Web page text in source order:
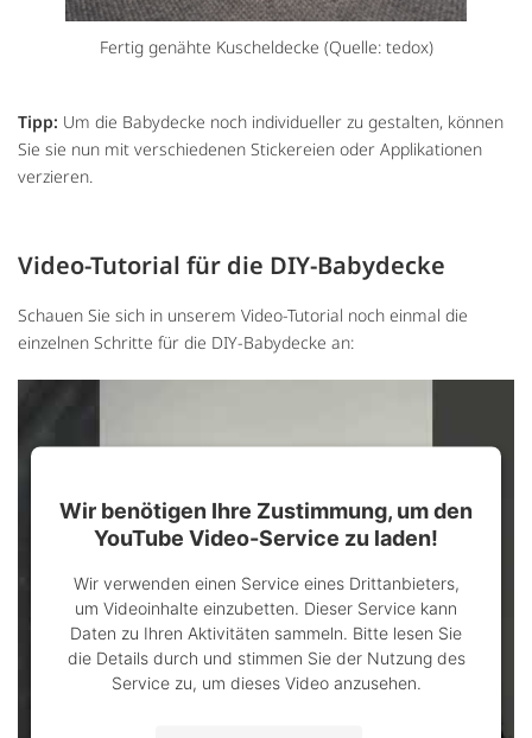
Fertig genähte Kuscheldecke (Quelle: tedox)
Tipp: Um die Babydecke noch individueller zu gestalten, können
Sie sie nun mit verschiedenen Stickereien oder Applikationen
verzieren.
Video-Tutorial für die DIY-Babydecke
Schauen Sie sich in unserem Video-Tutorial noch einmal die
einzelnen Schritte für die DIY-Babydecke an:
Wir benötigen Ihre Zustimmung, um den
YouTube Video-Service zu laden!
Wir verwenden einen Service eines Drittanbieters,
um Videoinhalte einzubetten. Dieser Service kann
Daten zu Ihren Aktivitäten sammeln. Bitte lesen Sie
die Details durch und stimmen Sie der Nutzung des
Service zu, um dieses Video anzusehen.